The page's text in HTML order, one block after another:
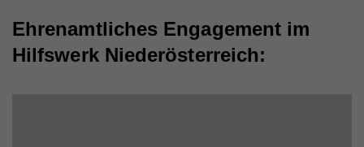
Ehrenamtliches Engagement im
Hilfswerk Niederösterreich: